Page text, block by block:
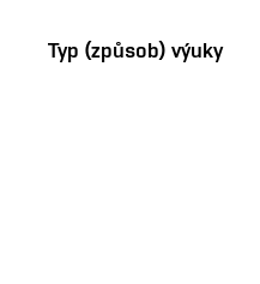
Typ (způsob) výuky